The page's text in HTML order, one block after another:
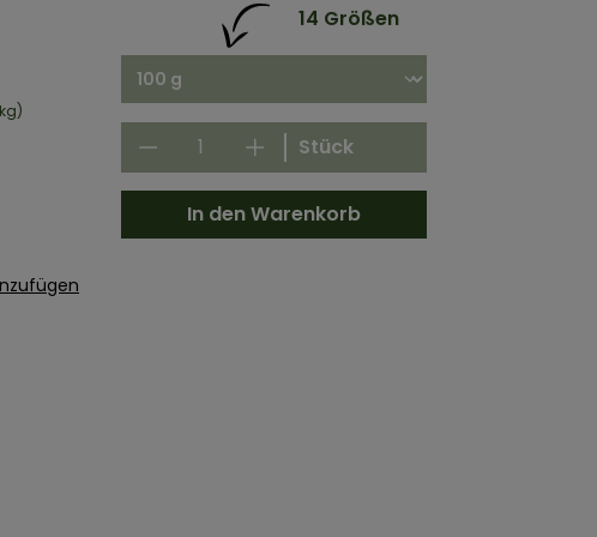
14 Größen
Stück
In den Warenkorb